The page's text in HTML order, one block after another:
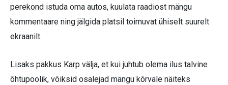
perekond istuda oma autos, kuulata raadiost mängu
kommentaare ning jälgida platsil toimuvat ühiselt suurelt
ekraanilt.
Lisaks pakkus Karp välja, et kui juhtub olema ilus talvine
õhtupoolik, võiksid osalejad mängu kõrvale näiteks